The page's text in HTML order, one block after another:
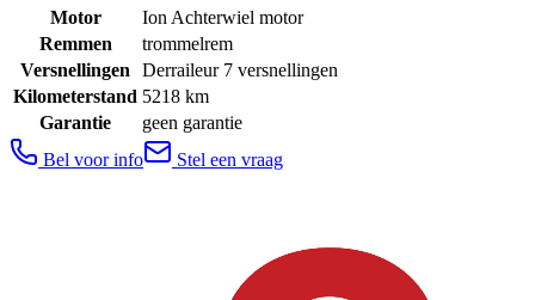
Motor
Ion Achterwiel motor
Remmen
trommelrem
Versnellingen
Derraileur 7 versnellingen
Kilometerstand 5218 km
Garantie
geen garantie
Bel voor info
Stel een vraag